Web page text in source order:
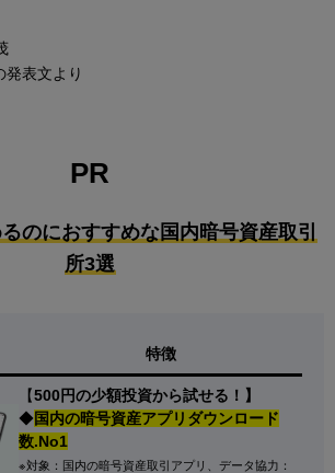
発表文より
PR
のにおすすめな国内暗号資産取引
所3選
特徴
【500円の少額投資から試せる！】
◆国内の暗号資産アプリダウンロード
数.No1
※対象：国内の暗号資産取引アプリ、データ協力：